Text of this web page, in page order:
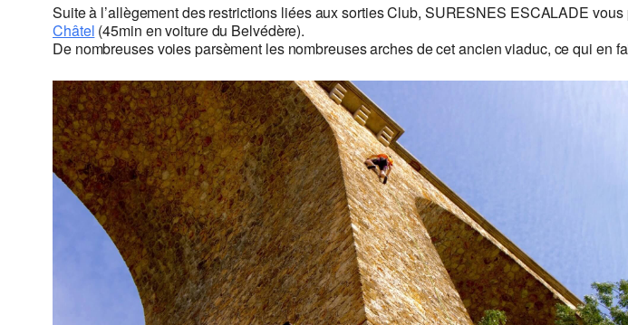
Suite à l’allègement des restrictions liées aux sorties Club, SURESNES ESCALADE
Châtel (45min en voiture du Belvédère).
De nombreuses voies parsèment les nombreuses arches de cet ancien viaduc, ce qui en